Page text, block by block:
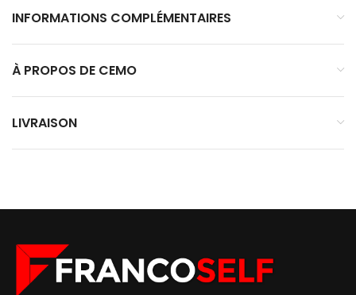
INFORMATIONS COMPLÉMENTAIRES
À PROPOS DE CEMO
LIVRAISON